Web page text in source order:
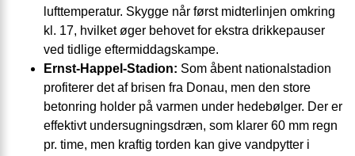
lufttemperatur. Skygge når først midterlinjen omkring
kl. 17, hvilket øger behovet for ekstra drikkepauser
ved tidlige eftermiddagskampe.
Ernst-Happel-Stadion: Som åbent nationalstadion
profiterer det af brisen fra Donau, men den store
betonring holder på varmen under hedebølger. Der er
effektivt undersugningsdræn, som klarer 60 mm regn
pr. time, men kraftig torden kan give vandpytter i